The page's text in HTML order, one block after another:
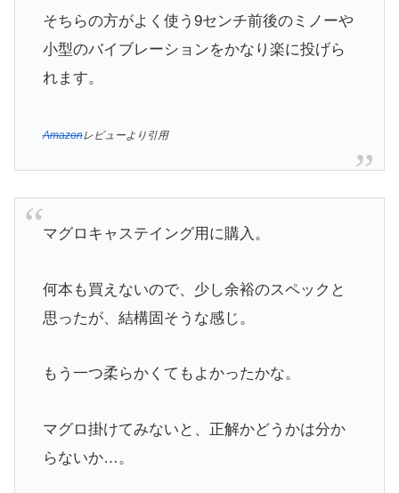
そちらの方がよく使う9センチ前後のミノーや
小型のバイブレーションをかなり楽に投げら
れます。
Amazonレビューより引用
マグロキャステイング用に購入。
何本も買えないので、少し余裕のスペックと
思ったが、結構固そうな感じ。
もう一つ柔らかくてもよかったかな。
マグロ掛けてみないと、正解かどうかは分か
らないか…。